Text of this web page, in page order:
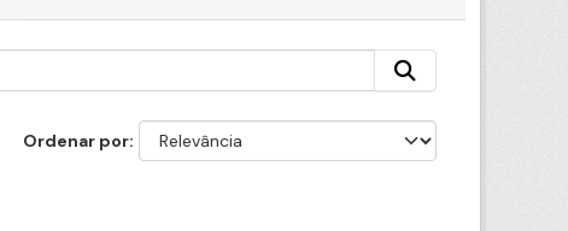
Ordenar por